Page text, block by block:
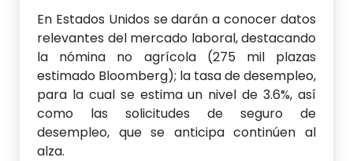
En Estados Unidos se darán a conocer datos
relevantes del mercado laboral, destacando
la nómina no agrícola (275 mil plazas
estimado Bloomberg); la tasa de desempleo,
para la cual se estima un nivel de 3.6%, así
como las solicitudes de seguro de
desempleo, que se anticipa continúen al
alza.